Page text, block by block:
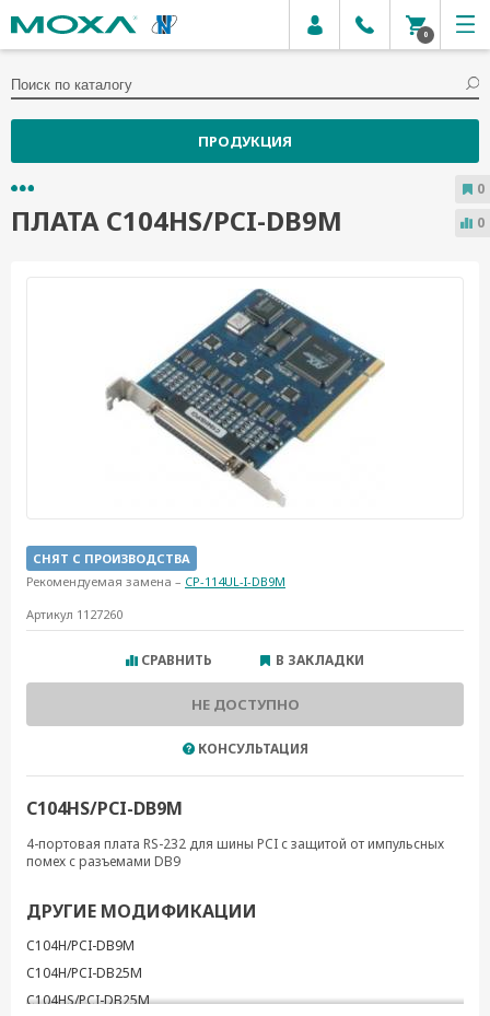
0
ПРОДУКЦИЯ
ПЛАТА C104HS/PCI-DB9M
СНЯТ С ПРОИЗВОДСТВА
Рекомендуемая замена – CP-114UL-I-DB9M
Артикул 1127260
СРАВНИТЬ В ЗАКЛАДКИ
НЕ ДОСТУПНО
КОНСУЛЬТАЦИЯ
C104HS/PCI-DB9M
4-портовая плата RS-232 для шины PCI с защитой от импульсных
помех с разъемами DB9
ДРУГИЕ МОДИФИКАЦИИ
C104H/PCI-DB9M
C104H/PCI-DB25M
C104HS/PCI-DB25M
0
0